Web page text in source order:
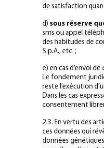
de satisfaction
d) sous réserve
sms ou appel
des habitudes de
S.p.A., etc. ;
e) en cas d’envoi
Le fondement
reste l’exécution
Dans les cas
consentement
2.3. En vertu des
ces données qui
données